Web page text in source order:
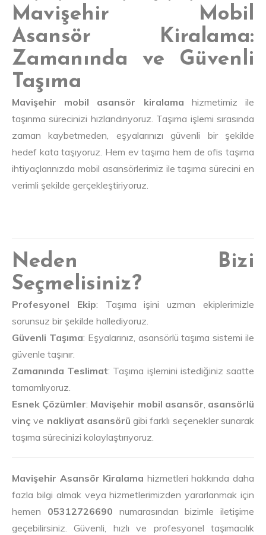
Mavişehir Mobil
Asansör Kiralama:
Zamanında ve Güvenli
Taşıma
Mavişehir mobil asansör kiralama hizmetimiz ile
taşınma sürecinizi hızlandırıyoruz. Taşıma işlemi sırasında
zaman kaybetmeden, eşyalarınızı güvenli bir şekilde
hedef kata taşıyoruz. Hem ev taşıma hem de ofis taşıma
ihtiyaçlarınızda mobil asansörlerimiz ile taşıma sürecini en
verimli şekilde gerçekleştiriyoruz.
Neden Bizi
Seçmelisiniz?
Profesyonel Ekip: Taşıma işini uzman ekiplerimizle
sorunsuz bir şekilde hallediyoruz.
Güvenli Taşıma: Eşyalarınız, asansörlü taşıma sistemi ile
güvenle taşınır.
Zamanında Teslimat: Taşıma işlemini istediğiniz saatte
tamamlıyoruz.
Esnek Çözümler: Mavişehir mobil asansör, asansörlü
vinç ve nakliyat asansörü gibi farklı seçenekler sunarak
taşıma sürecinizi kolaylaştırıyoruz.
Mavişehir Asansör Kiralama hizmetleri hakkında daha
fazla bilgi almak veya hizmetlerimizden yararlanmak için
hemen 05312726690 numarasından bizimle iletişime
geçebilirsiniz. Güvenli, hızlı ve profesyonel taşımacılık